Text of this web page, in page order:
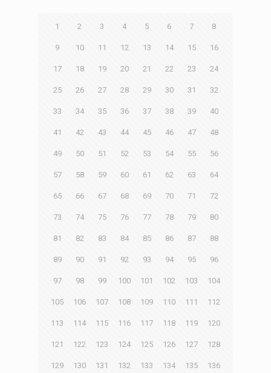
1 2 3 4 5 6 7 8
9 10 11 12 13 14 15 16
17 18 19 20 21 22 23 24
25 26 27 28 29 30 31 32
33 34 35 36 37 38 39 40
41 42 43 44 45 46 47 48
49 50 51 52 53 54 55 56
57 58 59 60 61 62 63 64
65 66 67 68 69 70 71 72
73 74 75 76 77 78 79 80
81 82 83 84 85 86 87 88
89 90 91 92 93 94 95 96
97 98 99 100 101 102 103 104
105 106 107 108 109 110 111 112
113 114 115 116 117 118 119 120
121 122 123 124 125 126 127 128
129 130 131 132 133 134 135 136